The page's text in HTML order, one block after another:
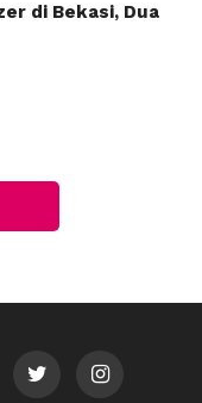
di Bekasi, Dua